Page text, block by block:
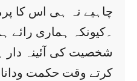
چاہیے نہ ہی اس کا
۔کیونکہ ہماری رائے
شخصیت کی آئینہ دار
کرتے وقت حکمت